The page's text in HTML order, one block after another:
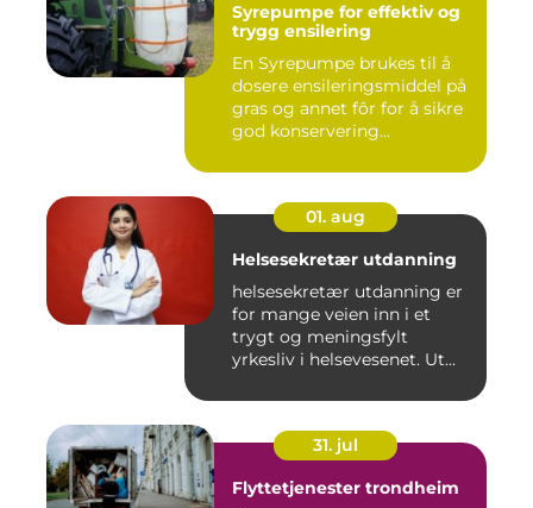
Syrepumpe for effektiv og
trygg ensilering
En Syrepumpe brukes til å
dosere ensileringsmiddel på
gras og annet fôr for å sikre
god konservering...
01. aug
Helsesekretær utdanning
helsesekretær utdanning er
for mange veien inn i et
trygt og meningsfylt
yrkesliv i helsevesenet. Ut...
31. jul
Flyttetjenester trondheim